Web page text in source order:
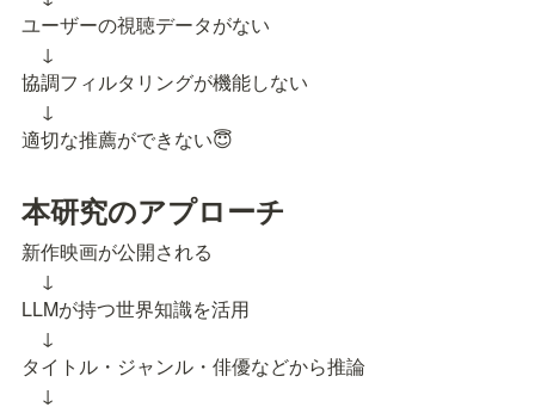
ユーザーの視聴データがない
協調フィルタリングが機能しない
適切な推薦ができない😇
本研究のアプローチ
新作映画が公開される
LLMが持つ世界知識を活用
タイトル・ジャンル・俳優などから推論